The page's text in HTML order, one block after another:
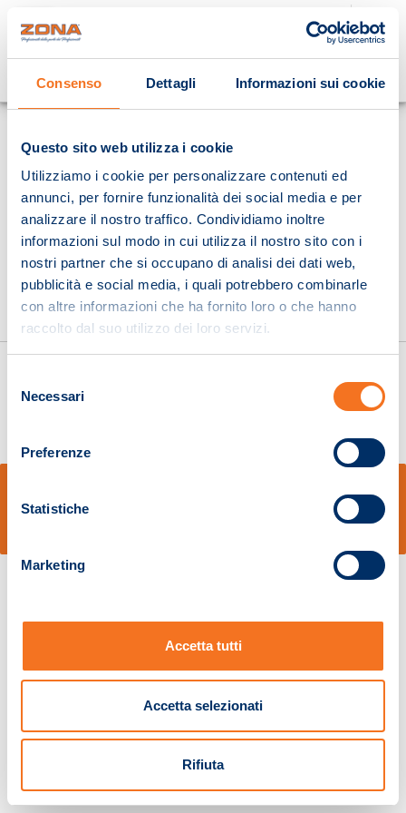
Consenso Dettagli Informazioni sui cookie
Questo sito web utilizza i cookie
Utilizziamo i cookie per personalizzare contenuti ed
annunci, per fornire funzionalità dei social media e per
analizzare il nostro traffico. Condividiamo inoltre
informazioni sul modo in cui utilizza il nostro sito con i
nostri partner che si occupano di analisi dei dati web,
pubblicità e social media, i quali potrebbero combinarle
con altre informazioni che ha fornito loro o che hanno
raccolto dal suo utilizzo dei loro servizi.
delNecessari
Preferenze
Statistiche
Marketing
Accetta tutti
Accetta selezionati
Rifiuta
Cosa stai cercando?
Pistoia 01680210505 – R.E.A. n.155974 - Cap.Soc. € 2.000.000,00 i.v. La
Società adotta il Codice Etico D.lgs. 231/01